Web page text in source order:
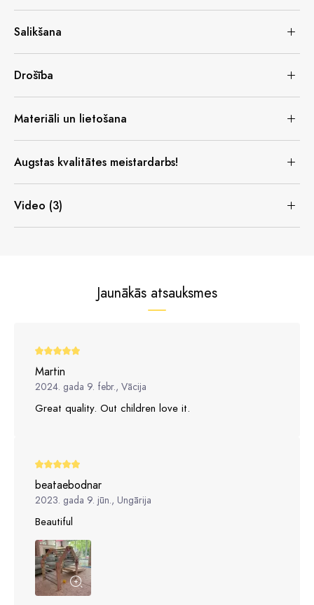
Salikšana
Drošība
Materiāli un lietošana
Augstas kvalitātes meistardarbs!
Video (3)
Jaunākās atsauksmes
Martin
2024. gada 9. febr., Vācija
Great quality. Out children love it.
beataebodnar
2023. gada 9. jūn., Ungārija
Beautiful